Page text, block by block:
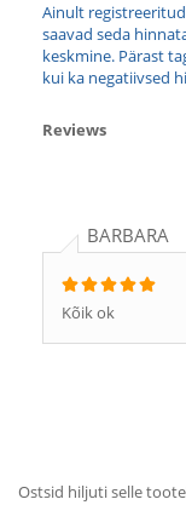
Ainult
saavad seda
keskmine. Pärast
kui ka negatiivsed
Reviews
BARBARA
Kõik ok
Ostsid hiljuti selle